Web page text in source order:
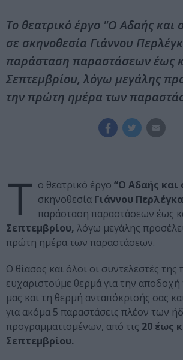
Το θεατρικό έργο "Ο Αδαής
σε σκηνοθεσία Γιάννου
παράσταση παραστάσεων έως
Σεπτεμβρίου, λόγω μεγάλης
την πρώτη ημέρα των
Τ ο θεατρικό έργο “Ο Αδαής
σκηνοθεσία Γιάννου Περλέγκα
παράσταση παραστάσεων έως
Σεπτεμβρίου, λόγω μεγάλης
πρώτη ημέρα των παραστάσεων.
Ο θίασος και όλοι οι συντελεστές
ευχαριστούμε θερμά για την αποδοχή
μας και τη θερμή ανταπόκρισής σας
για ακόμα 5 παραστάσεις πλέον των
προγραμματισμένων, από τις 20 έως
Σεπτεμβρίου.